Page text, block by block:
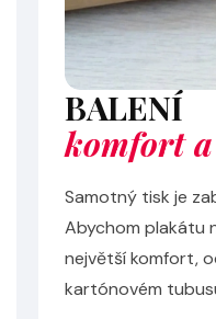
BALENÍ
komfort
Samotný tisk je
Abychom plakátu
největší komfort,
kartónovém